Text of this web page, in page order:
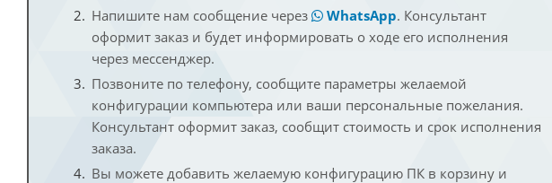
Напишите нам сообщение через
WhatsApp. Консультант
оформит заказ и будет информировать о ходе его исполнения
через мессенджер.
Позвоните по телефону, сообщите параметры желаемой
конфигурации компьютера или ваши персональные пожелания.
Консультант оформит заказ, сообщит стоимость и срок исполнения
заказа.
Вы можете добавить желаемую конфигурацию ПК в корзину и